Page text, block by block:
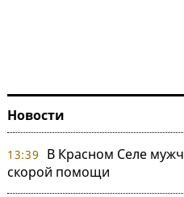
Новости
13:39
В Красном Селе
скорой помощи